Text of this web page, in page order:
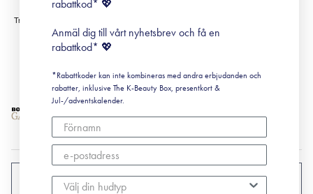
Leverans & Retur
Köpvillkor
Prenumerationsvillkor
Cookiepolicy
SVERIGE
rabattkod* 💖
Anmäl dig till vårt nyhetsbrev och få en
rabattkod* 💖
*Rabattkoder kan inte kombineras med andra erbjudanden och
rabatter, inklusive The K-Beauty Box, presentkort &
Jul-/adventskalender.